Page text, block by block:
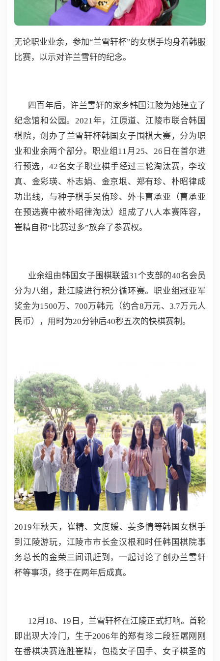
无论职业业余，参加“兰雪轩杯”的女棋手均身着韩服
比赛，以示对许兰雪轩的纪念。
四百年后，许兰雪轩的家乡韩国江陵为她建立了
纪念馆和公园。2021年，江原道、江陵市联合韩国
棋院，创办了兰雪轩杯韩国女子围棋大赛，分为职
业和业余两个部分。职业组11月25、26日在首尔进
行预选，42名女子职业棋手经过三轮淘汰赛，李玟
真、金彩瑛、朴志娟、金京垠、郑有珍、朴昭律成
功出线，与种子棋手吴侑珍、外卡曹承亚（曹承亚
在预选赛中被朴昭律淘汰）组成了八人本赛阵容，
崔精自称“比赛过多”放弃了参赛权。
业余组由韩国女子围棋联盟31个支部的40名会员
分为八组，赴江陵进行积分循环赛。职业组冠亚军
奖金为1500万、700万韩元（约合8万元、3.7万元人
民币），用时为20分钟后40秒五次的快棋赛制。
2019年秋天，崔精、文度媛、姜多情等韩国女棋手
到江陵游玩，江陵市市长金汉根和时任韩国棋院事
务总长的金荣三闻讯赶到，一起讨论了创办兰雪轩
杯等事项，终于在两年后成真。
12月18、19日，兰雪轩杯在江陵正式打响。首轮
即出现大冷门，生于2006年的郑有珍二段狂屠刚刚
在番棋决赛连胜崔精，包揽女子国手、女子棋圣的